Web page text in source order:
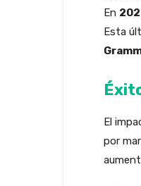
En
Esta
El
por